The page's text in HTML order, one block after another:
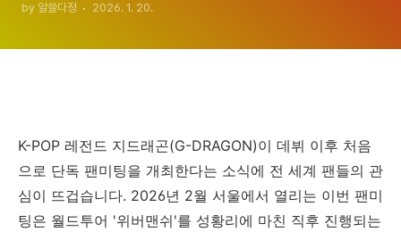
DRAGON 'FAM'
by 알쓸다정 2026. 1. 20.
K-POP 레전드 지드래곤(G-DRAGON)이 데뷔 이후 처음
으로 단독 팬미팅을 개최한다는 소식에 전 세계 팬들의 관
심이 뜨겁습니다. 2026년 2월 서울에서 열리는 이번 팬미
팅은 월드투어 '위버맨쉬'를 성황리에 마친 직후 진행되는